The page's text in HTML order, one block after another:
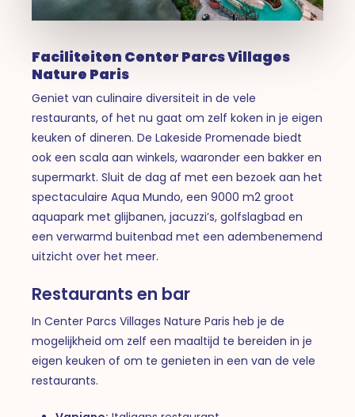
Faciliteiten Center Parcs Villages
Nature Paris
Geniet van culinaire diversiteit in de vele
restaurants, of het nu gaat om zelf koken in je eigen
keuken of dineren. De Lakeside Promenade biedt
ook een scala aan winkels, waaronder een bakker en
supermarkt. Sluit de dag af met een bezoek aan het
spectaculaire Aqua Mundo, een 9000 m2 groot
aquapark met glijbanen, jacuzzi’s, golfslagbad en
een verwarmd buitenbad met een adembenemend
uitzicht over het meer.
Restaurants en bar
In Center Parcs Villages Nature Paris heb je de
mogelijkheid om zelf een maaltijd te bereiden in je
eigen keuken of om te genieten in een van de vele
restaurants.